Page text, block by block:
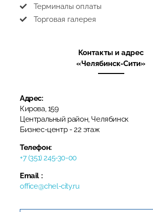
Терминалы оплаты
Торговая галерея
Контакты и адрес
«Челябинск-Сити»
Адрес:
Кирова, 159
Центральный район, Челябинск
​Бизнес-центр​ - 22 этаж
Телефон:
+7 (351) 245-30-00
Email :
office@chel-city.ru